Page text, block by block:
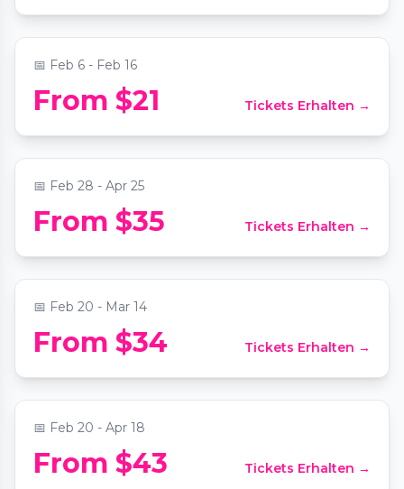
📍LA Beverly Center
📅 Feb 6 - Feb 16
From $21 Tickets Erhalten →
Candlelight Koreatown: Tribute to
Fleetwood Mac
📍Immanuel Presbyterian Church
📅 Feb 28 - Apr 25
From $35 Tickets Erhalten →
Candlelight Koreatown: 90s Unplugged
📍Immanuel Presbyterian Church
📅 Feb 20 - Mar 14
From $34 Tickets Erhalten →
Candlelight: From Bach to The Beatles
📍The Biltmore Los Angeles
📅 Feb 20 - Apr 18
From $43 Tickets Erhalten →
Candlelight Downtown LA: The Best of
Hans Zimmer